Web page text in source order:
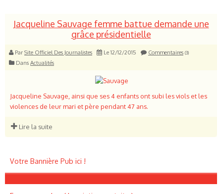
Jacqueline Sauvage femme battue demande une
grâce présidentielle
Par Site Officiel Des Journalistes Le 12/12/2015 Commentaires (3)
Dans Actualités
Jacqueline Sauvage, ainsi que ses 4 enfants ont subi les viols et les
violences de leur mari et père pendant 47 ans.
Lire la suite
Votre Bannière Pub ici !